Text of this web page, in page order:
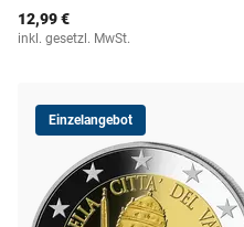
12,99 €
inkl. gesetzl. MwSt.
Einzelangebot